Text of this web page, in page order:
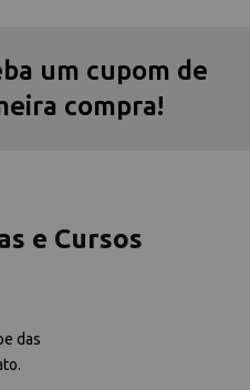
um cupom de
compra!
e Cursos
das